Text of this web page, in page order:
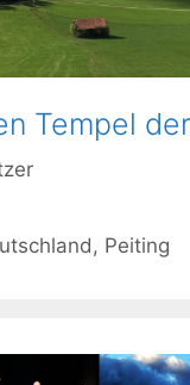
Tempel
, Peiting